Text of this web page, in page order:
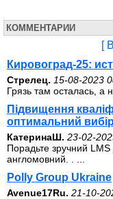
КОММЕНТАРИИ
[
Кировоград-25:
Стрелец. 15-08-2023
Грязь там осталась, а
Підвищення
оптимальний
КатеринаШ. 23-02-
Порадьте зручний
англомовний. . ...
Polly Group Ukraine
Avenue17Ru. 21-10-